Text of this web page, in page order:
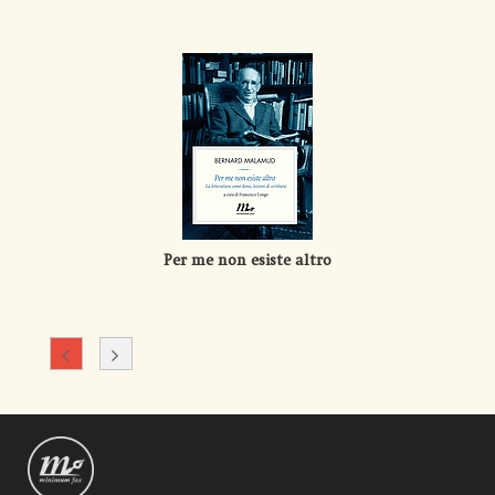
Per me non esiste altro